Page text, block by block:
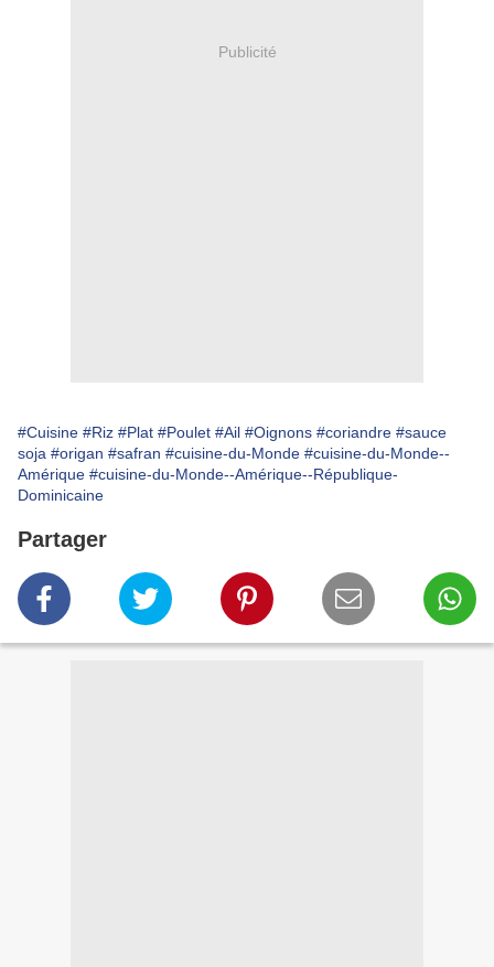
Publicité
#Cuisine #Riz #Plat #Poulet #Ail #Oignons #coriandre #sauce
soja #origan #safran #cuisine-du-Monde #cuisine-du-Monde--
Amérique #cuisine-du-Monde--Amérique--République-
Dominicaine
Partager